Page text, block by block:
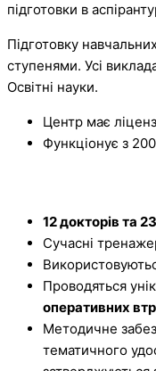
підготовки в
Підготовку
ступенями. Усі
Освітні науки.
Центр має
Функціонує з
12 докторів та
Сучасні
Проводяться
оперативних
Методичне
тематичного